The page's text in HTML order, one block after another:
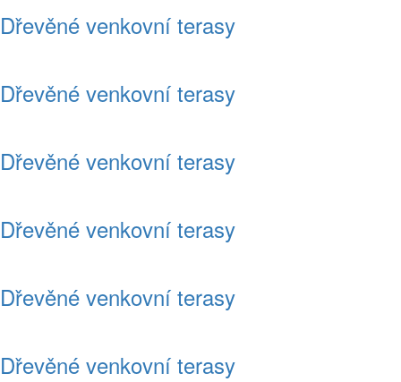
Dřevěné venkovní terasy
Dřevěné venkovní terasy
Dřevěné venkovní terasy
Dřevěné venkovní terasy
Dřevěné venkovní terasy
Dřevěné venkovní terasy